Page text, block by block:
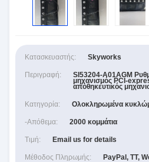
Κατασκευαστής: Skyworks
Περιγραφή: SI53204-A01AGM
μηχανισμός PCI-
αποθηκευτικός
Κατηγορία: Ολοκληρωμένα
-απόθεμα: 2000 κομμάτια
Τιμή: Email us for details
Μέθοδος Πληρωμής: PayPal, TT,